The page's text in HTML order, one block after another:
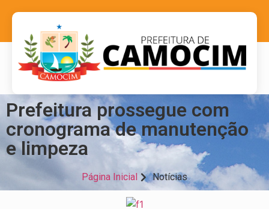
Prefeitura prossegue com
cronograma de manutenção
e limpeza
Página Inicial Notícias